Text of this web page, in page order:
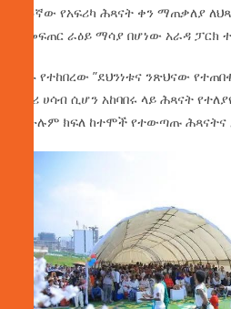
36ኛው የአፍሪካ ሕጻናት ቀን ማጠቃለያ
የመፍጠር ራዕይ ማሳያ በሆነው አራዳ ፓርክ
ቀኑ የተከበረው ”ደህንነቱና ንጽህናው
መሪ ሀሳብ ሲሆን አከባበሩ ላይ ሕጻናት
ከሁሉም ክፍለ ከተሞች የተውጣጡ